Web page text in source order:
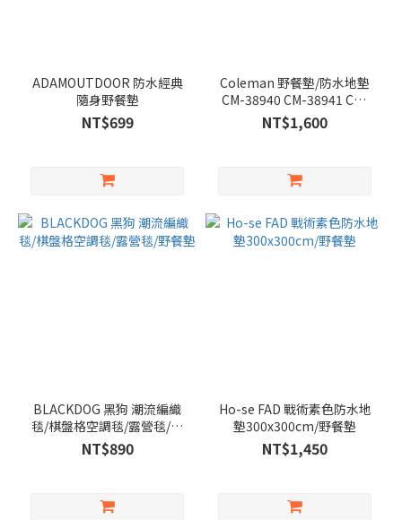
ADAMOUTDOOR 防水經典
隨身野餐墊
NT$699
Coleman 野餐墊/防水地墊
CM-38940 CM-38941 CM-
38942
NT$1,600
BLACKDOG 黑狗 潮流編織
毯/棋盤格空調毯/露營毯/野
餐墊
NT$890
Ho-se FAD 戰術素色防水地
墊300x300cm/野餐墊
NT$1,450